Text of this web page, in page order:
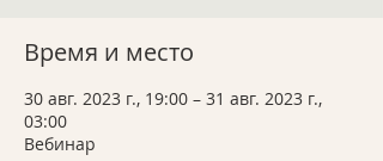
Время и место
30 авг. 2023 г., 19:00 – 31 авг. 2023 г.,
03:00
Вебинар